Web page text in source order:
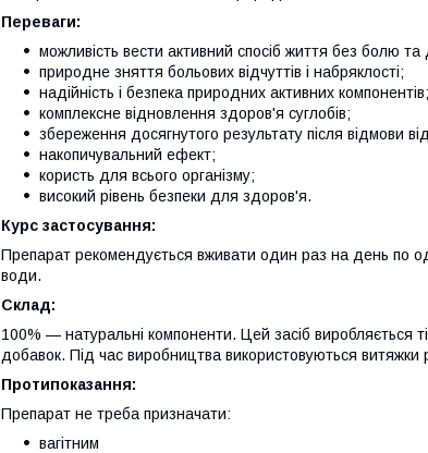
Переваги:
можливість вести активний спосіб життя без болю
природне зняття больових відчуттів і набряклості;
надійність і безпека природних активних компонентів;
комплексне відновлення здоров'я суглобів;
збереження досягнутого результату після відмови
накопичувальний ефект;
користь для всього організму;
високий рівень безпеки для здоров'я.
Курс застосування:
Препарат рекомендується вживати один раз на день по
води.
Склад:
100% — натуральні компоненти. Цей засіб виробляється
добавок. Під час виробництва використовуються витяжки
Протипоказання:
Препарат не треба призначати:
вагітним